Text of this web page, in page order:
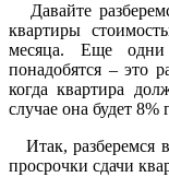
Давайте
квартиры
месяца. Еще одни
понадобятся – это
когда квартира
случае она будет 8%
Итак, разберемся
просрочки сдачи